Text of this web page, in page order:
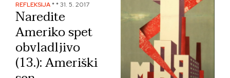
REFLEKSIJA**31. 5. 2017
Naredite
Ameriko spet
obvladljivo
(13.): Ameriški